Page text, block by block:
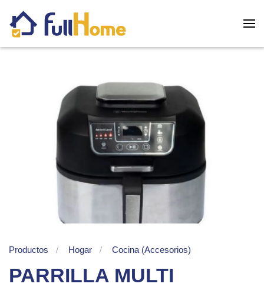
Skip to main content
Productos Hogar Cocina (Accesorios)
PARRILLA MULTI